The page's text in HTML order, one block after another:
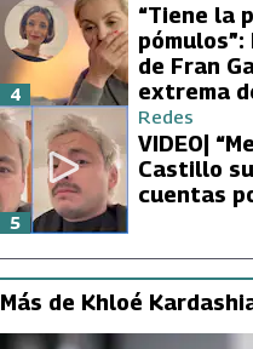
“Tiene la
de Fran
extrema
4
Redes
VIDEO|
Castillo
cuentas
5
Más de Khloé